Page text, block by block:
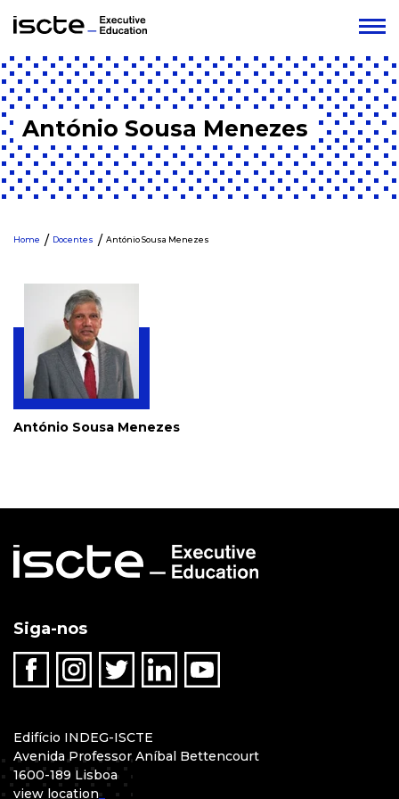
António Sousa Menezes
Home Docentes António Sousa Menezes
António Sousa Menezes
Siga-nos
Edifício INDEG-ISCTE
Avenida Professor Aníbal Bettencourt
1600-189 Lisboa
view location_